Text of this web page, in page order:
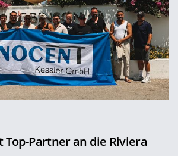
Top-Partner an die Riviera